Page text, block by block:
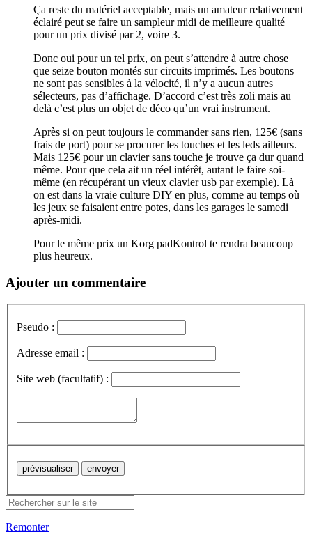
Ça reste du matériel acceptable, mais un amateur relativement
éclairé peut se faire un sampleur midi de meilleure qualité
pour un prix divisé par 2, voire 3.
Donc oui pour un tel prix, on peut s’attendre à autre chose
que seize bouton montés sur circuits imprimés. Les boutons
ne sont pas sensibles à la vélocité, il n’y a aucun autres
sélecteurs, pas d’affichage. D’accord c’est très zoli mais au
delà c’est plus un objet de déco qu’un vrai instrument.
Après si on peut toujours le commander sans rien, 125€ (sans
frais de port) pour se procurer les touches et les leds ailleurs.
Mais 125€ pour un clavier sans touche je trouve ça dur quand
même. Pour que cela ait un réel intérêt, autant le faire soi-
même (en récupérant un vieux clavier usb par exemple). Là
on est dans la vraie culture DIY en plus, comme au temps où
les jeux se faisaient entre potes, dans les garages le samedi
après-midi.
Pour le même prix un Korg padKontrol te rendra beaucoup
plus heureux.
Ajouter un commentaire
Pseudo :
Adresse email :
Site web (facultatif) :
Remonter